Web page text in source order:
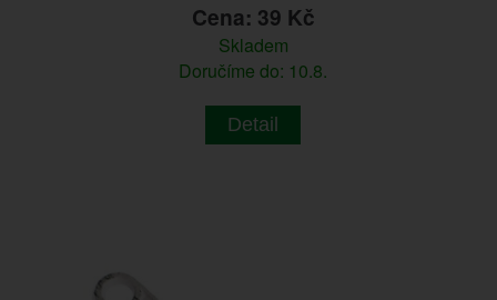
Cena: 39 Kč
Skladem
Doručíme do: 10.8.
Detail